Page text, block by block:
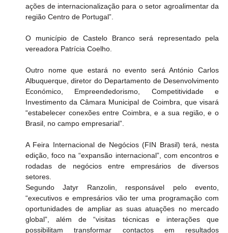
ações de internacionalização para o setor agroalimentar da
região Centro de Portugal”.
O município de Castelo Branco será representado pela
vereadora Patrícia Coelho.
Outro nome que estará no evento será António Carlos
Albuquerque, diretor do Departamento de Desenvolvimento
Económico, Empreendedorismo, Competitividade e
Investimento da Câmara Municipal de Coimbra, que visará
“estabelecer conexões entre Coimbra, e a sua região, e o
Brasil, no campo empresarial”.
A Feira Internacional de Negócios (FIN Brasil) terá, nesta
edição, foco na “expansão internacional”, com encontros e
rodadas de negócios entre empresários de diversos
setores.
Segundo Jatyr Ranzolin, responsável pelo evento,
“executivos e empresários vão ter uma programação com
oportunidades de ampliar as suas atuações no mercado
global”, além de “visitas técnicas e interações que
possibilitam transformar contactos em resultados